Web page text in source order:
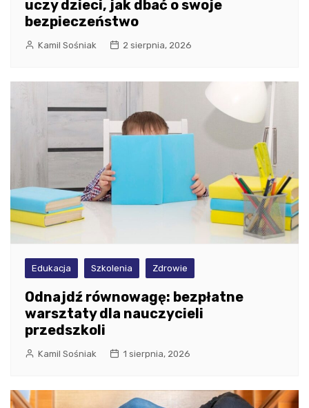
uczy dzieci, jak dbać o swoje
bezpieczeństwo
Kamil Sośniak 2 sierpnia, 2026
Edukacja Szkolenia Zdrowie
Odnajdź równowagę: bezpłatne
warsztaty dla nauczycieli
przedszkoli
Kamil Sośniak 1 sierpnia, 2026